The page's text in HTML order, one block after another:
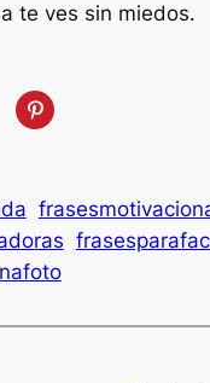
te ves sin miedos.